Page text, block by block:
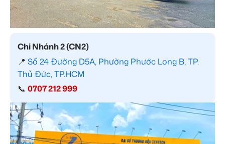
Chi Nhánh 2 (CN2)
📍 Số 24 Đường D5A, Phường Phước Long B, TP.
Thủ Đức, TP.HCM
📞 0707 212 999